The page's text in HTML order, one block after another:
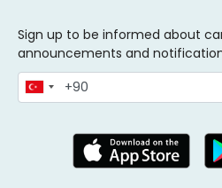
Sign up to be informed about
announcements and